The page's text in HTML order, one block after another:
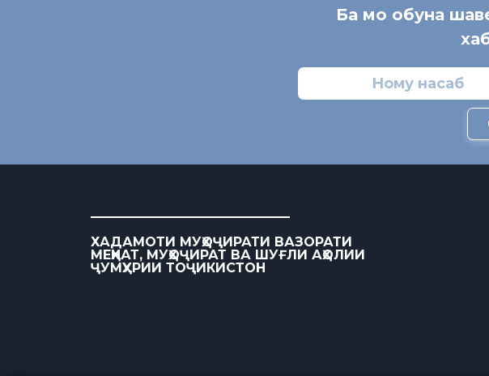
Ба мо обуна
ХАДАМОТИ МУҲОҶИРАТИ ВАЗОРАТИ
МЕҲНАТ, МУҲОҶИРАТ ВА ШУҒЛИ АҲОЛИИ
ҶУМҲУРИИ ТОҶИКИСТОН